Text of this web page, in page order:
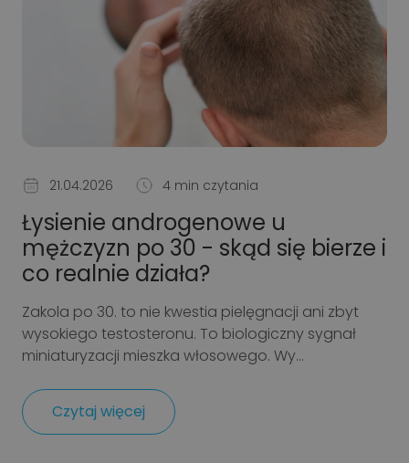
21.04.2026 4 min czytania
Łysienie androgenowe u
mężczyzn po 30 - skąd się bierze i
co realnie działa?
Zakola po 30. to nie kwestia pielęgnacji ani zbyt
wysokiego testosteronu. To biologiczny sygnał
miniaturyzacji mieszka włosowego. Wy...
Czytaj więcej